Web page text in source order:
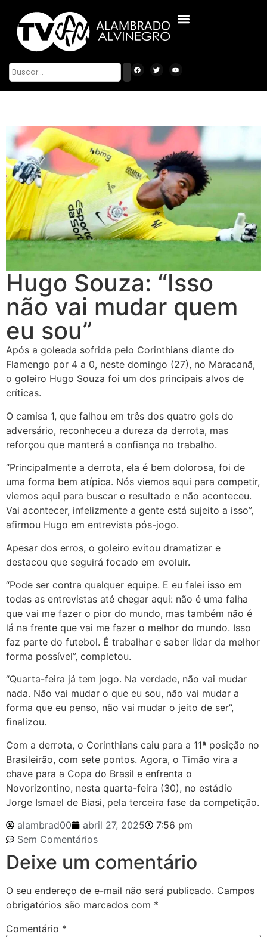
Hugo Souza: “Isso
não vai mudar quem
eu sou”
Após a goleada sofrida pelo Corinthians diante do
Flamengo por 4 a 0, neste domingo (27), no Maracanã,
o goleiro Hugo Souza foi um dos principais alvos de
críticas.
O camisa 1, que falhou em três dos quatro gols do
adversário, reconheceu a dureza da derrota, mas
reforçou que manterá a confiança no trabalho.
“Principalmente a derrota, ela é bem dolorosa, foi de
uma forma bem atípica. Nós viemos aqui para competir,
viemos aqui para buscar o resultado e não aconteceu.
Vai acontecer, infelizmente a gente está sujeito a isso”,
afirmou Hugo em entrevista pós-jogo.
Apesar dos erros, o goleiro evitou dramatizar e
destacou que seguirá focado em evoluir.
“Pode ser contra qualquer equipe. E eu falei isso em
todas as entrevistas até chegar aqui: não é uma falha
que vai me fazer o pior do mundo, mas também não é
lá na frente que vai me fazer o melhor do mundo. Isso
faz parte do futebol. É trabalhar e saber lidar da melhor
forma possível”, completou.
“Quarta-feira já tem jogo. Na verdade, não vai mudar
nada. Não vai mudar o que eu sou, não vai mudar a
forma que eu penso, não vai mudar o jeito de ser”,
finalizou.
Com a derrota, o Corinthians caiu para a 11ª posição no
Brasileirão, com sete pontos. Agora, o Timão vira a
chave para a Copa do Brasil e enfrenta o
Novorizontino, nesta quarta-feira (30), no estádio
Jorge Ismael de Biasi, pela terceira fase da competição.
alambrad00
abril 27, 2025
7:56 pm
Sem Comentários
Deixe um comentário
O seu endereço de e-mail não será publicado. Campos
obrigatórios são marcados com *
Comentário *